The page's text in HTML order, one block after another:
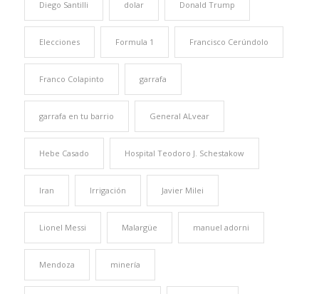
Diego Santilli dolar Donald Trump
Elecciones Formula 1 Francisco Cerúndolo
Franco Colapinto garrafa
garrafa en tu barrio General ALvear
Hebe Casado Hospital Teodoro J. Schestakow
Iran Irrigación Javier Milei
Lionel Messi Malargüe manuel adorni
Mendoza minería